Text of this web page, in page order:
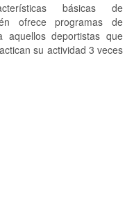
básicas de
ofrece programas de
aquellos deportistas que
su actividad 3 veces